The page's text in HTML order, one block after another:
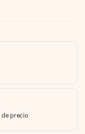
precio